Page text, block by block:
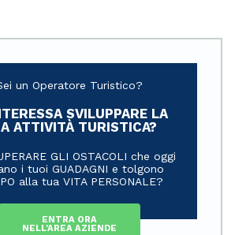
un Operatore Turistico?
SVILUPPARE LA
ATTIVITÀ TURISTICA?
GLI OSTACOLI che oggi
i tuoi GUADAGNI e tolgono
alla tua VITA PERSONALE?
ENTRA ORA
NELL'AREA AZIENDE